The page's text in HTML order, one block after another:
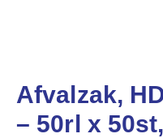
Afvalzak,
– 50rl x